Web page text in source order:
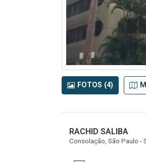
FOTOS (4)
RACHID SALIBA
Consolação, São Paulo -